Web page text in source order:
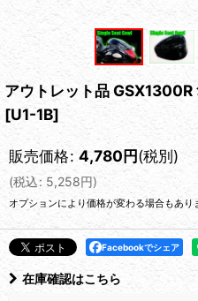
アウトレット品
[U1-1B]
販売価格: 4,780円(税別)
(税込: 5,258円)
オプションにより価格が変わる場合もあり
Facebookでシェア
在庫確認はこちら